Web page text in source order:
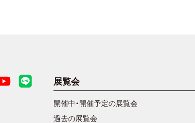
展覧会
開催中・開催予定の展覧会
過去の展覧会